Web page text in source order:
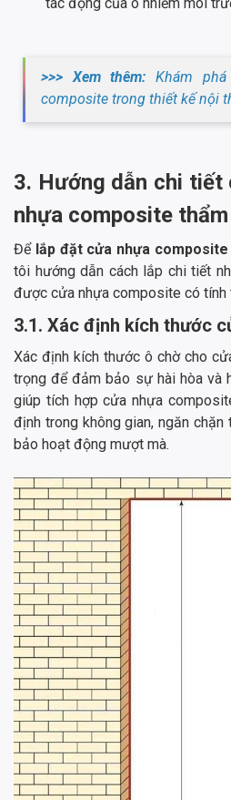
>>> Xem thêm: Khám
composite trong thiết kế nội
3. Hướng dẫn chi tiết
nhựa composite
Để lắp đặt cửa nhựa composite
tôi hướng dẫn cách lắp chi tiết
được cửa nhựa composite có tính
3.1. Xác định kích thước
Xác định kích thước ô chờ cho
trọng để đảm bảo sự hài hòa và
giúp tích hợp cửa nhựa
định trong không gian, ngăn
bảo hoạt động mượt mà.